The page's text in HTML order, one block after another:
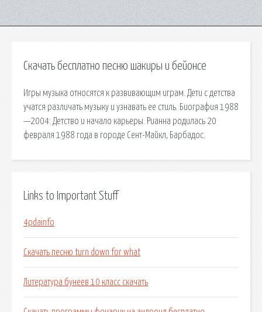
Скачать бесплатно песню шакиры и бейонсе
Игры музыка относятся к развивающим играм. Дети с детства
учатся различать музыку и узнавать ее стиль. Биография 1988
—2004: Детство и начало карьеры. Рианна родилась 20
февраля 1988 года в городе Сент-Майкл, Барбадос.
Links to Important Stuff
4pdainfo
Скачать песню turn down for what
Литература бунеев 10 класс скачать